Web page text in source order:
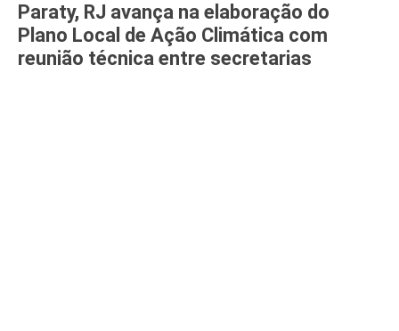
Paraty, RJ avança na elaboração do
Plano Local de Ação Climática com
reunião técnica entre secretarias